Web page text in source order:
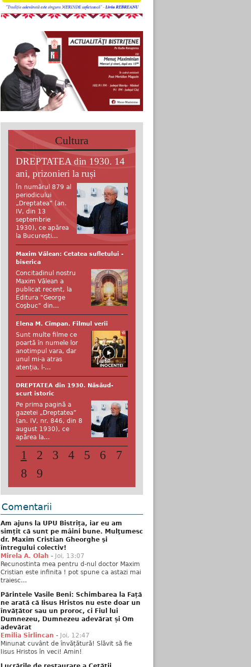
Cultura
DREPTATEA din 1930. 14
ani, prizonieri la ruși
În numărul 879 al
periodicului
„Dreptatea” (an.
IV, din 13
septembrie
1930), ce apărea
la București...
Maxim Vălean: Cetatea sufletului -
biserica
Concitadinul nostru
Maxim Vălean a
publicat recent, la
Editura "George
Coşbuc" din...
Elena M. Cîmpan. Filmul verii
Sunt multe filme ce
poartă în numele lor
anotimpul vara, dar
unul mi-a atras
atenția, l-...
DREPTATEA din 1930. Năsăud-
scurt istoric
Pe prima pagină a
gazetei „Dreptatea”
(an. IV, nr. 846, din 8
august 1930), ce
apărea la...
1 2 3 4 5 6
7
8
9
Comentarii
Am ajuns la UPU Bistrița, iar eu am
simțit că sunt pe mâini bune. Mulţumesc
dr. Maxim Cristian Gheorghe şi
întregului colectiv!
Mirela A. Olah - Joi, 13:07
Recunostinta mea pentru d-nul doctor Maxim
Cristian este infinita ! pot spune ca astazi mai
traiesc...
Părintele Vasile Beni: Schimbarea la Față
ne arată că Iisus Hristos nu este doar un
învățător sau un proroc, ci Fiul lui
Dumnezeu, Dumnezeu adevărat și Om
adevărat
Emilia Sirlincan - Joi, 12:47
Minunat cuvânt de învățătură! Slăvit să fie
Iisus Hristos în veci! Amin!